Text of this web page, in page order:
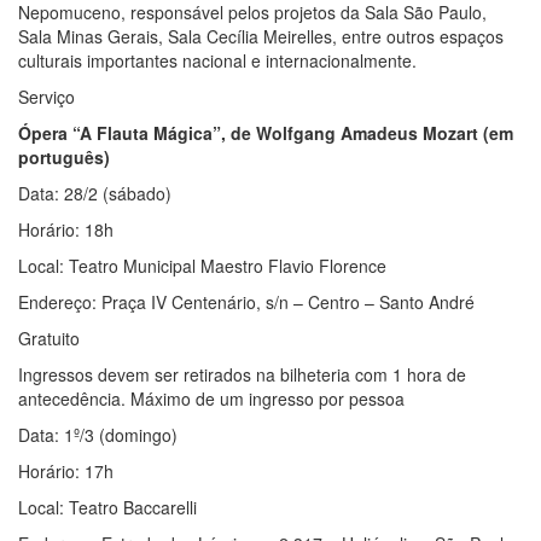
Nepomuceno, responsável pelos projetos da Sala São Paulo,
Sala Minas Gerais, Sala Cecília Meirelles, entre outros espaços
culturais importantes nacional e internacionalmente.
Serviço
Ópera “A Flauta Mágica”, de Wolfgang Amadeus Mozart (em
português)
Data: 28/2 (sábado)
Horário: 18h
Local: Teatro Municipal Maestro Flavio Florence
Endereço: Praça IV Centenário, s/n – Centro – Santo André
Gratuito
Ingressos devem ser retirados na bilheteria com 1 hora de
antecedência. Máximo de um ingresso por pessoa
Data: 1º/3 (domingo)
Horário: 17h
Local: Teatro Baccarelli